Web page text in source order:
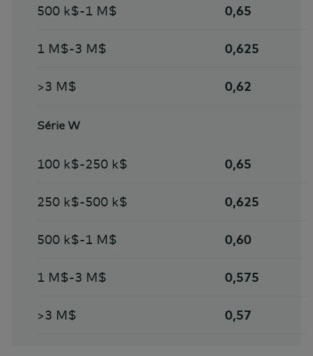
500 k$-1 M$ 0,65
1 M$-3 M$ 0,625
>3 M$ 0,62
Série W
100 k$-250 k$ 0,65
250 k$-500 k$ 0,625
500 k$-1 M$ 0,60
1 M$-3 M$ 0,575
>3 M$ 0,57